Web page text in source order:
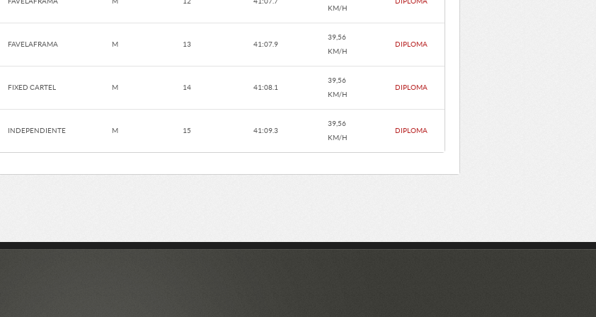
KM/H
FAVELAFRAMA M 13 41:07.9
39,56
KM/H
DIPLOMA
FIXED CARTEL M 14 41:08.1
39,56
KM/H
DIPLOMA
INDEPENDIENTE M 15 41:09.3
39,56
KM/H
DIPLOMA